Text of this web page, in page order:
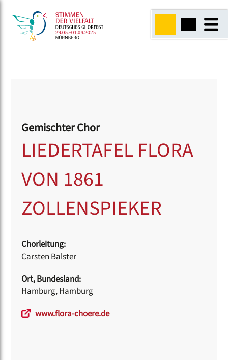
Gemischter Chor
LIEDERTAFEL FLORA
VON 1861
ZOLLENSPIEKER
Chorleitung:
Carsten Balster
Ort, Bundesland:
Hamburg, Hamburg
www.flora-choere.de